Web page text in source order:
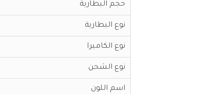
حجم البطارية
نوع البطارية
نوع الكاميرا
نوع الشحن
اسم اللون